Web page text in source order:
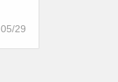
05/29